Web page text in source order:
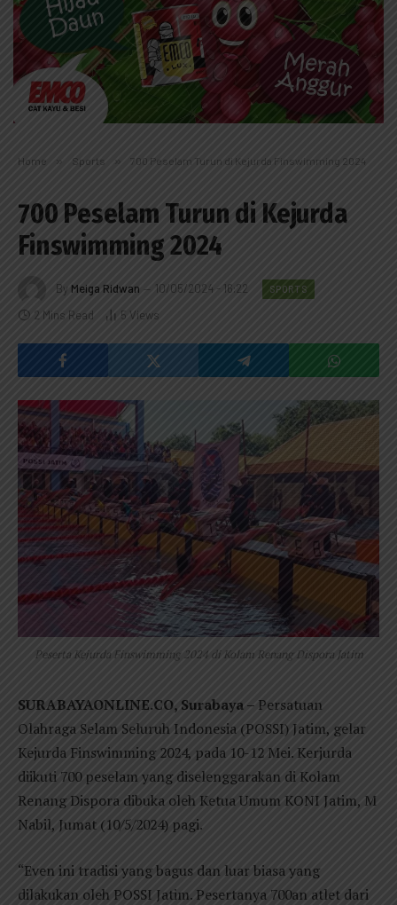
Home » Sports » 700 Peselam Turun di Kejurda Finswimming 2024
700 Peselam Turun di Kejurda
Finswimming 2024
By Meiga Ridwan 10/05/2024 - 16:22 SPORTS
2 Mins Read 5 Views
Peserta Kejurda Finswimming 2024 di Kolam Renang Dispora Jatim
SURABAYAONLINE.CO, Surabaya – Persatuan
Olahraga Selam Seluruh Indonesia (POSSI) Jatim, gelar
Kejurda Finswimming 2024, pada 10-12 Mei. Kerjurda
diikuti 700 peselam yang diselenggarakan di Kolam
Renang Dispora dibuka oleh Ketua Umum KONI Jatim, M
Nabil, Jumat (10/5/2024) pagi.
“Even ini tradisi yang bagus dan luar biasa yang
dilakukan oleh POSSI Jatim. Pesertanya 700an atlet dari